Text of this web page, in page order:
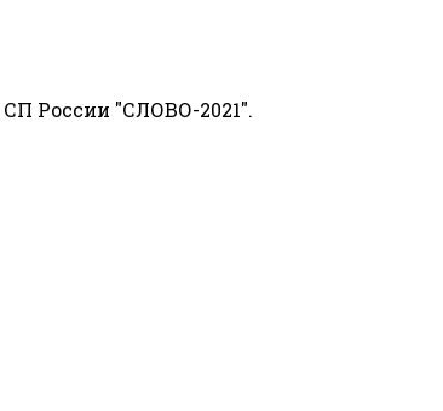
России "СЛОВО-2021".